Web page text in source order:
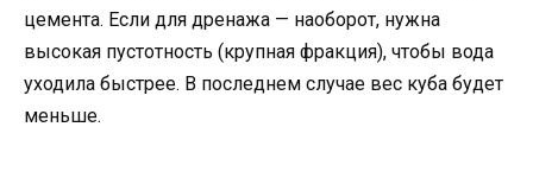
цемента. Если для дренажа — наоборот, нужна
высокая пустотность (крупная фракция), чтобы вода
уходила быстрее. В последнем случае вес куба будет
меньше.